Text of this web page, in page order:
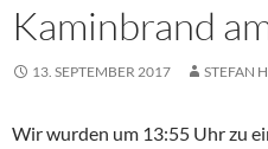
Kaminbrand
13. SEPTEMBER 2017 STEFAN
Wir wurden um 13:55 Uhr zu